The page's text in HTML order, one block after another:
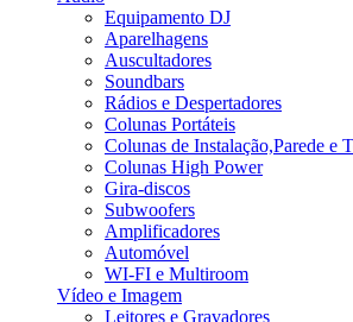
Equipamento DJ
Aparelhagens
Auscultadores
Soundbars
Rádios e Despertadores
Colunas Portáteis
Colunas de Instalação,Parede e
Colunas High Power
Gira-discos
Subwoofers
Amplificadores
Automóvel
WI-FI e Multiroom
Vídeo e Imagem
Leitores e Gravadores